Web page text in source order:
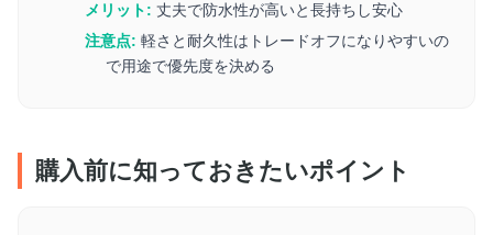
メリット: 丈夫で防水性が高いと長持ちし安心
注意点: 軽さと耐久性はトレードオフになりやすいの
で用途で優先度を決める
購入前に知っておきたいポイント